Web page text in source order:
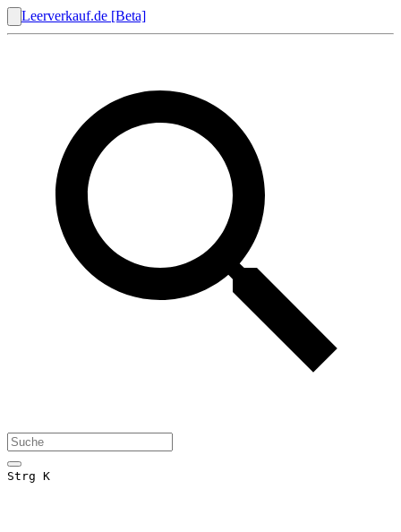
Leerverkauf.de [Beta]
Strg K